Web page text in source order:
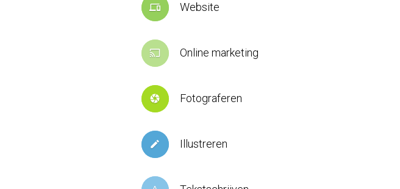
devices Website
cast Online marketing
camera Fotograferen
create Illustreren